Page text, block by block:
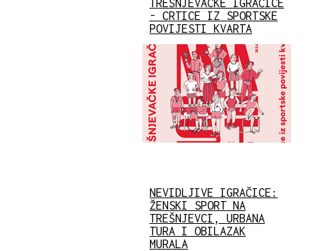
TREŠNJEVAČKE IGRAČICE
- CRTICE IZ SPORTSKE
POVIJESTI KVARTA
NEVIDLJIVE IGRAČICE:
ŽENSKI SPORT NA
TREŠNJEVCI, URBANA
TURA I OBILAZAK
MURALA